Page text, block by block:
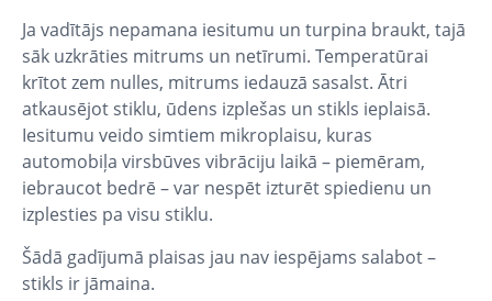
Ja vadītājs nepamana iesitumu un turpina braukt, tajā
sāk uzkrāties mitrums un netīrumi. Temperatūrai
krītot zem nulles, mitrums iedauzā sasalst. Ātri
atkausējot stiklu, ūdens izplešas un stikls ieplaisā.
Iesitumu veido simtiem mikroplaisu, kuras
automobiļa virsbūves vibrāciju laikā – piemēram,
iebraucot bedrē – var nespēt izturēt spiedienu un
izplesties pa visu stiklu.
Šādā gadījumā plaisas jau nav iespējams salabot –
stikls ir jāmaina.